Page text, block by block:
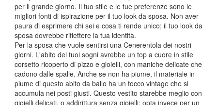
per il grande giorno. Il tuo stile e le tue preferenze sono le
migliori fonti di ispirazione per il tuo look da sposa. Non aver
paura di esprimere chi sei e cosa ti rende unico; il tuo look da
sposa dovrebbe riflettere la tua identità.
Per la sposa che vuole sentirsi una Cenerentola dei nostri
giorni. L'abito dei tuoi sogni avrebbe un top a cuore in stile
corsetto ricoperto di pizzo e gioielli, con maniche delicate che
cadono dalle spalle. Anche se non ha piume, il materiale in
piume di questo abito da ballo ha un tocco vintage che si
accumula nei posti giusti. Questo vestito starebbe meglio con
gioielli delicati, o addirittura senza gioielli; opta invece per un